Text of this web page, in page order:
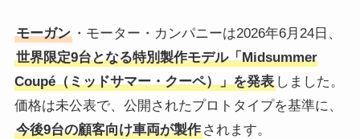
モーガン・モーター・カンパニーは2026年6月24日、
世界限定9台となる特別製作モデル「Midsummer
Coupé（ミッドサマー・クーペ）」を発表しました。
価格は未公表で、公開されたプロトタイプを基準に、
今後9台の顧客向け車両が製作されます。